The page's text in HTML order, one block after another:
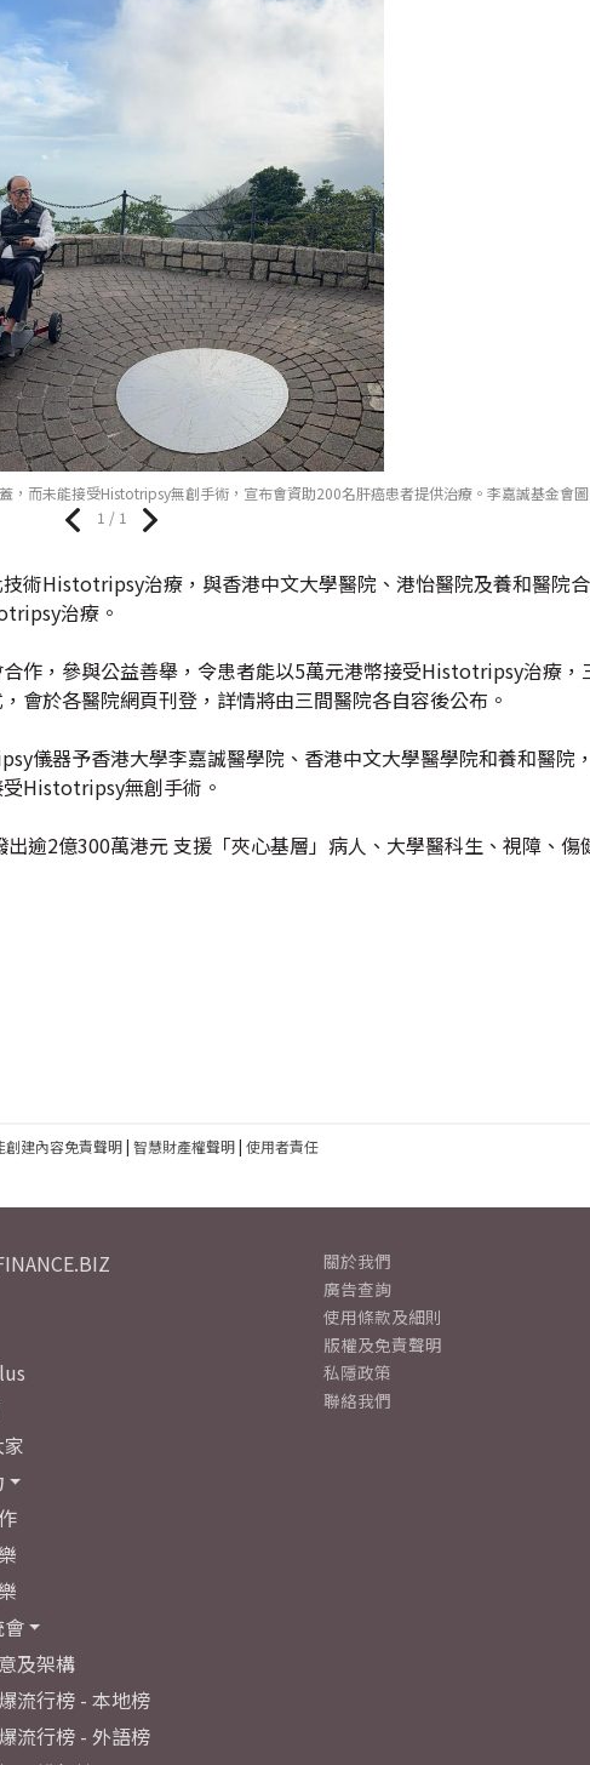
而未能接受Histotripsy無創手術，宣布會資助200名肝癌患者提供治療。李嘉誠基金會圖
1 / 1
術Histotripsy治療，與香港中文大學醫院、港怡醫院及養和醫院
治療。
作，參與公益善舉，令患者能以5萬元港幣接受Histotripsy治療，
會於各醫院網頁刊登，詳情將由三間醫院各自容後公布。
儀器予香港大學李嘉誠醫學院、香港中文大學醫學院和養和醫院
Histotripsy無創手術。
逾2億300萬港元 支援「夾心基層」病人、大學醫科生、視障、傷
創建內容免責聲明| 智慧財產權聲明| 使用者責任
及架構
流行榜 - 本地榜
流行榜 - 外語榜
關於我們
廣告查詢
使用條款及細則
版權及免責聲明
私隱政策
聯絡我們